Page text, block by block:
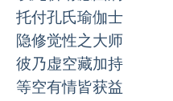
托付孔氏瑜伽士
隐修觉性之大师
彼乃虚空藏加持
等空有情皆获益